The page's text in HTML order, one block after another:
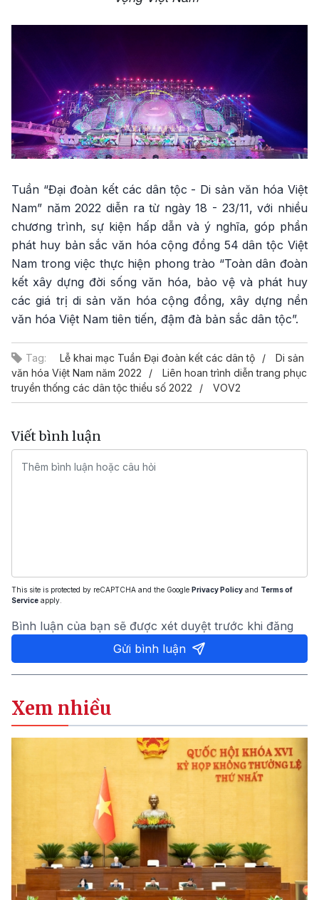
Tuần “Đại đoàn kết các dân tộc - Di sản văn hóa Việt
Nam” năm 2022 diễn ra từ ngày 18 - 23/11, với nhiều
chương trình, sự kiện hấp dẫn và ý nghĩa, góp phần
phát huy bản sắc văn hóa cộng đồng 54 dân tộc Việt
Nam trong việc thực hiện phong trào “Toàn dân đoàn
kết xây dựng đời sống văn hóa, bảo vệ và phát huy
các giá trị di sản văn hóa cộng đồng, xây dựng nền
văn hóa Việt Nam tiên tiến, đậm đà bản sắc dân tộc”.​​​​
Tag: Lễ khai mạc Tuần Đại đoàn kết các dân tộ
Di sản
văn hóa Việt Nam năm 2022
Liên hoan trình diễn trang phục
truyền thống các dân tộc thiểu số 2022
VOV2
Viết bình luận
This site is protected by reCAPTCHA and the Google Privacy Policy and Terms of
Service apply.
Bình luận của bạn sẽ được xét duyệt trước khi đăng
Gửi bình luận
Xem nhiều